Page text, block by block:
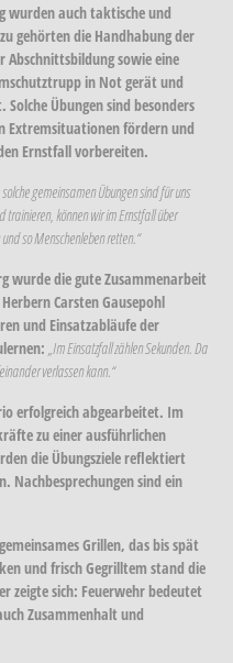
wurden auch taktische und
gehörten die Handhabung der
Abschnittsbildung sowie eine
in Not gerät und
Übungen sind besonders
Extremsituationen fördern und
Ernstfall vorbereiten.
gemeinsamen Übungen sind für uns
können wir im Ernstfall über
so Menschenleben retten.“
wurde die gute Zusammenarbeit
Carsten Gausepohl
und Einsatzabläufe der
„Im Einsatzfall zählen Sekunden. Da
verlassen kann.“
erfolgreich abgearbeitet. Im
zu einer ausführlichen
die Übungsziele reflektiert
Nachbesprechungen sind ein
Grillen, das bis spät
und frisch Gegrilltem stand die
zeigte sich: Feuerwehr bedeutet
Zusammenhalt und